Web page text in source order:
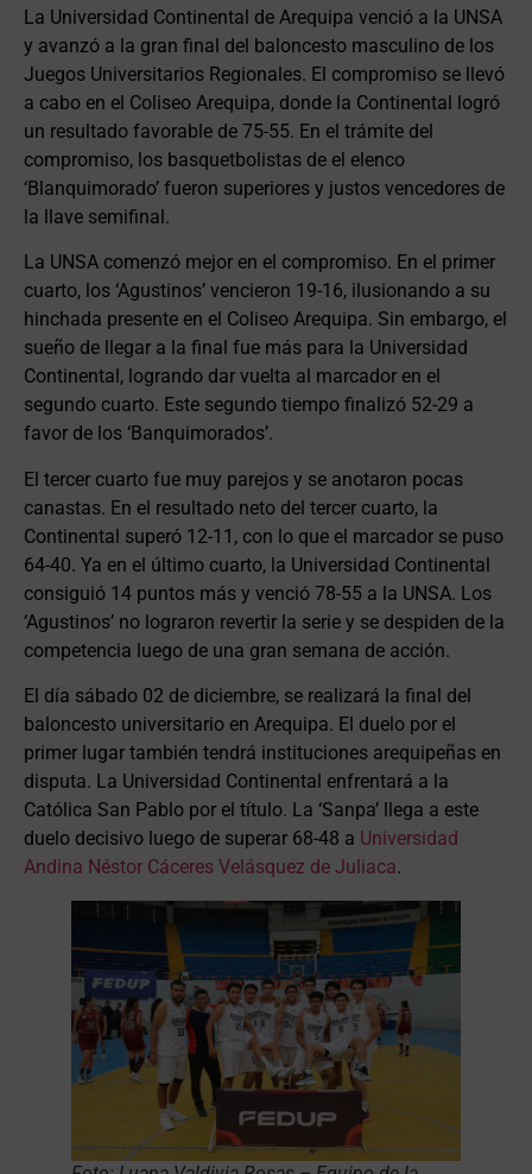
La Universidad Continental de Arequipa venció a la UNSA
y avanzó a la gran final del baloncesto masculino de los
Juegos Universitarios Regionales. El compromiso se llevó
a cabo en el Coliseo Arequipa, donde la Continental logró
un resultado favorable de 75-55. En el trámite del
compromiso, los basquetbolistas de el elenco
‘Blanquimorado’ fueron superiores y justos vencedores de
la llave semifinal.
La UNSA comenzó mejor en el compromiso. En el primer
cuarto, los ‘Agustinos’ vencieron 19-16, ilusionando a su
hinchada presente en el Coliseo Arequipa. Sin embargo, el
sueño de llegar a la final fue más para la Universidad
Continental, logrando dar vuelta al marcador en el
segundo cuarto. Este segundo tiempo finalizó 52-29 a
favor de los ‘Banquimorados’.
El tercer cuarto fue muy parejos y se anotaron pocas
canastas. En el resultado neto del tercer cuarto, la
Continental superó 12-11, con lo que el marcador se puso
64-40. Ya en el último cuarto, la Universidad Continental
consiguió 14 puntos más y venció 78-55 a la UNSA. Los
‘Agustinos’ no lograron revertir la serie y se despiden de la
competencia luego de una gran semana de acción.
El día sábado 02 de diciembre, se realizará la final del
baloncesto universitario en Arequipa. El duelo por el
primer lugar también tendrá instituciones arequipeñas en
disputa. La Universidad Continental enfrentará a la
Católica San Pablo por el título. La ‘Sanpa’ llega a este
duelo decisivo luego de superar 68-48 a Universidad
Andina Néstor Cáceres Velásquez de Juliaca.